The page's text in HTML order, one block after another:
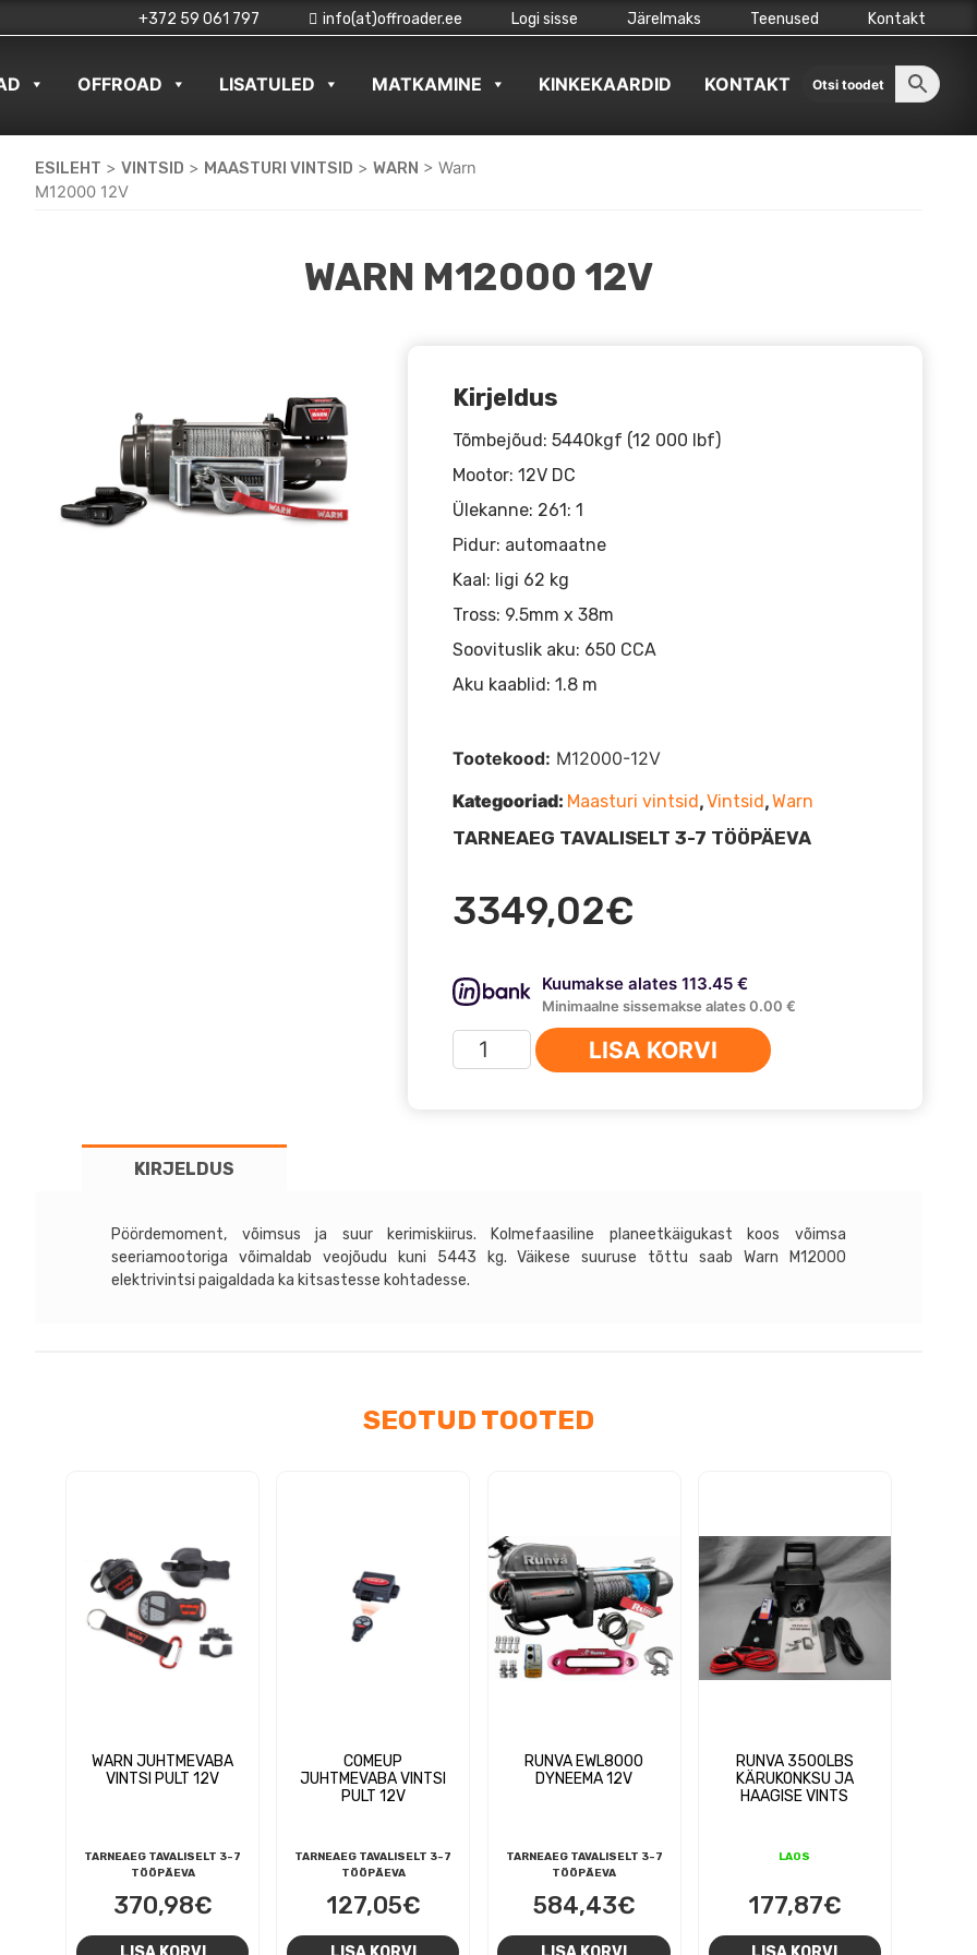
+372 59 061 797 info(at)offroader.ee Logi sisse Järelmaks Teenused Kontakt
OFFROAD LISATULED MATKAMINE KINKEKAARDID KONTAKT
ESILEHT >VINTSID > MAASTURI VINTSID >WARN >Warn
M12000 12V
WARN M12000 12V
3349,02€
Kirjeldus
Tõmbejõud: 5440kgf (12 000 lbf)
Mootor: 12V DC
Ülekanne: 261: 1
Pidur: automaatne
Kaal: ligi 62 kg
Tross: 9.5mm x 38m
Soovituslik aku: 650 CCA
Aku kaablid: 1.8 m
Kuumakse alates 113.45 €
Minimaalne sissemakse alates 0.00 €
Warn
M12000
LISA KORVI
Tootekood: M12000-12V
Kategooriad: Maasturi vintsid ,Vintsid ,Warn
TARNEAEG TAVALISELT 3-7 TÖÖPÄEVA
KIRJELDUS
Pöördemoment, võimsus ja suur kerimiskiirus. Kolmefaasiline planeetkäigukast koos võimsa
seeriamootoriga võimaldab veojõudu kuni 5443 kg. Väikese suuruse tõttu saab Warn M12000
elektrivintsi paigaldada ka kitsastesse kohtadesse.
SEOTUD TOOTED
WARN JUHTMEVABA
VINTSI PULT 12V
TARNEAEG TAVALISELT 3-7
TÖÖPÄEVA
370,98€
COMEUP
JUHTMEVABA VINTSI
PULT 12V
TARNEAEG TAVALISELT 3-7
TÖÖPÄEVA
127,05€
RUNVA EWL8000
DYNEEMA 12V
TARNEAEG TAVALISELT 3-7
TÖÖPÄEVA
584,43€
RUNVA 3500LBS
KÄRUKONKSU JA
HAAGISE VINTS
LAOS
177,87€